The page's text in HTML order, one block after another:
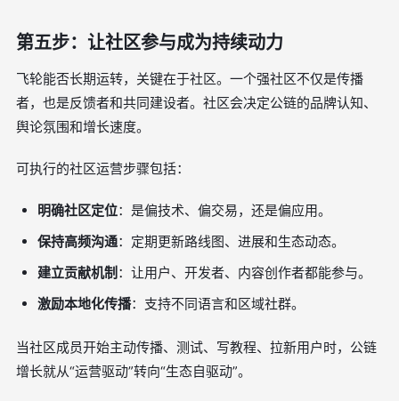
第五步：让社区参与成为持续动力
飞轮能否长期运转，关键在于社区。一个强社区不仅是传播
者，也是反馈者和共同建设者。社区会决定公链的品牌认知、
舆论氛围和增长速度。
可执行的社区运营步骤包括：
明确社区定位：是偏技术、偏交易，还是偏应用。
保持高频沟通：定期更新路线图、进展和生态动态。
建立贡献机制 ：让用户、开发者、内容创作者都能参与。
激励本地化传播：支持不同语言和区域社群。
当社区成员开始主动传播、测试、写教程、拉新用户时，公链
增长就从“运营驱动”转向“生态自驱动”。